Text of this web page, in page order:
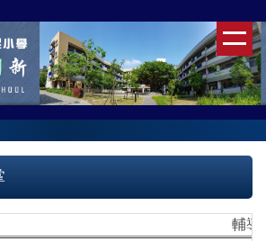
輔導